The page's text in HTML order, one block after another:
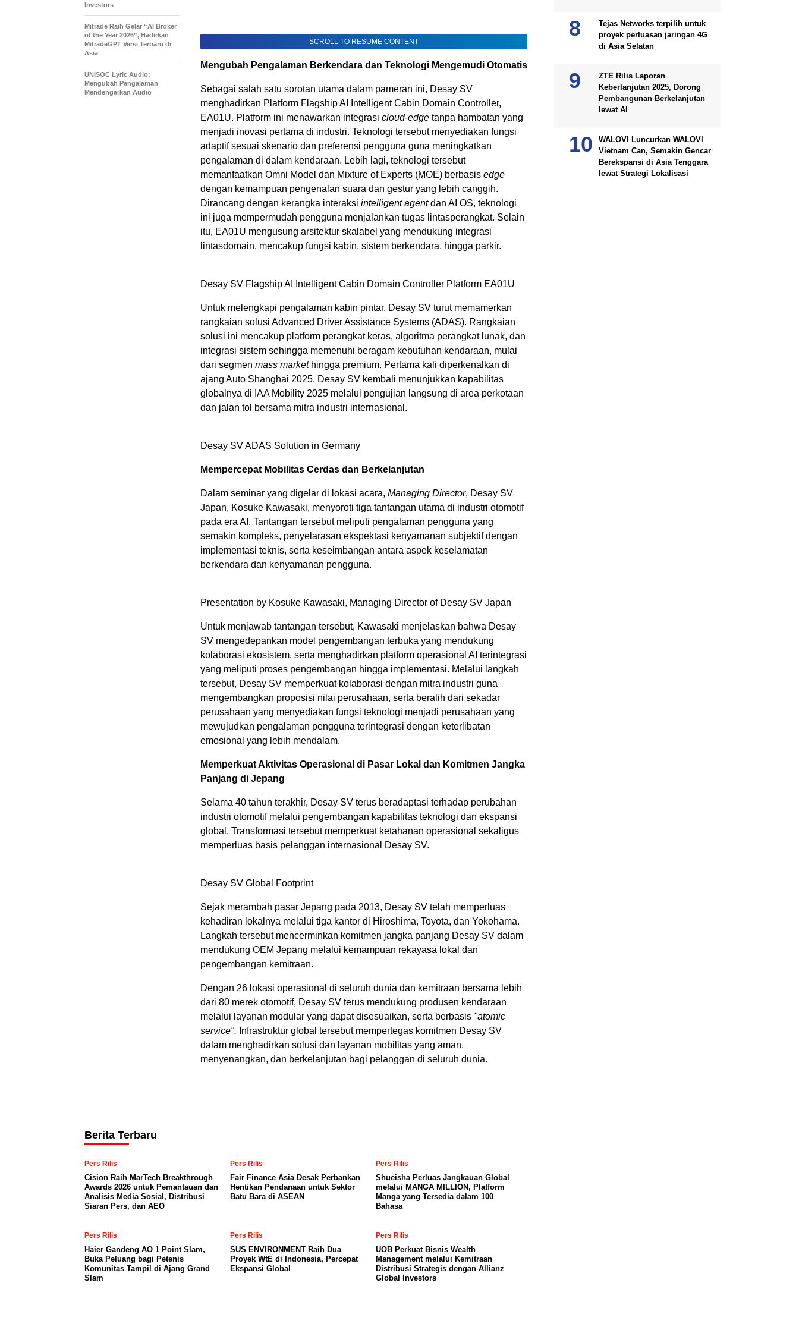
SCROLL TO RESUME CONTENT
Mengubah Pengalaman Berkendara dan Teknologi Mengemudi Otomatis
Sebagai salah satu sorotan utama dalam pameran ini, Desay SV
menghadirkan Platform Flagship AI Intelligent Cabin Domain Controller,
EA01U. Platform ini menawarkan integrasi cloud-edge tanpa hambatan yang
menjadi inovasi pertama di industri. Teknologi tersebut menyediakan fungsi
adaptif sesuai skenario dan preferensi pengguna guna meningkatkan
pengalaman di dalam kendaraan. Lebih lagi, teknologi tersebut
memanfaatkan Omni Model dan Mixture of Experts (MOE) berbasis edge
dengan kemampuan pengenalan suara dan gestur yang lebih canggih.
Dirancang dengan kerangka interaksi intelligent agentdan AI OS, teknologi
ini juga mempermudah pengguna menjalankan tugas lintasperangkat. Selain
itu, EA01U mengusung arsitektur skalabel yang mendukung integrasi
lintasdomain, mencakup fungsi kabin, sistem berkendara, hingga parkir.
Desay SV Flagship AI Intelligent Cabin Domain Controller Platform EA01U
Untuk melengkapi pengalaman kabin pintar, Desay SV turut memamerkan
rangkaian solusi Advanced Driver Assistance Systems (ADAS). Rangkaian
solusi ini mencakup platform perangkat keras, algoritma perangkat lunak, dan
integrasi sistem sehingga memenuhi beragam kebutuhan kendaraan, mulai
dari segmen mass markethingga premium. Pertama kali diperkenalkan di
ajang Auto Shanghai 2025, Desay SV kembali menunjukkan kapabilitas
globalnya di IAA Mobility 2025 melalui pengujian langsung di area perkotaan
dan jalan tol bersama mitra industri internasional.
Desay SV ADAS Solution in Germany
Mempercepat Mobilitas Cerdas dan Berkelanjutan
Dalam seminar yang digelar di lokasi acara, Managing Director, Desay SV
Japan, Kosuke Kawasaki, menyoroti tiga tantangan utama di industri otomotif
pada era AI. Tantangan tersebut meliputi pengalaman pengguna yang
semakin kompleks, penyelarasan ekspektasi kenyamanan subjektif dengan
implementasi teknis, serta keseimbangan antara aspek keselamatan
berkendara dan kenyamanan pengguna.
Presentation by Kosuke Kawasaki, Managing Director of Desay SV Japan
Untuk menjawab tantangan tersebut, Kawasaki menjelaskan bahwa Desay
SV mengedepankan model pengembangan terbuka yang mendukung
kolaborasi ekosistem, serta menghadirkan platform operasional AI terintegrasi
yang meliputi proses pengembangan hingga implementasi. Melalui langkah
tersebut, Desay SV memperkuat kolaborasi dengan mitra industri guna
mengembangkan proposisi nilai perusahaan, serta beralih dari sekadar
perusahaan yang menyediakan fungsi teknologi menjadi perusahaan yang
mewujudkan pengalaman pengguna terintegrasi dengan keterlibatan
emosional yang lebih mendalam.
Memperkuat Aktivitas Operasional di Pasar Lokal dan Komitmen Jangka
Panjang di Jepang
Selama 40 tahun terakhir, Desay SV terus beradaptasi terhadap perubahan
industri otomotif melalui pengembangan kapabilitas teknologi dan ekspansi
global. Transformasi tersebut memperkuat ketahanan operasional sekaligus
memperluas basis pelanggan internasional Desay SV.
Desay SV Global Footprint
Sejak merambah pasar Jepang pada 2013, Desay SV telah memperluas
kehadiran lokalnya melalui tiga kantor di Hiroshima, Toyota, dan Yokohama.
Langkah tersebut mencerminkan komitmen jangka panjang Desay SV dalam
mendukung OEM Jepang melalui kemampuan rekayasa lokal dan
pengembangan kemitraan.
Dengan 26 lokasi operasional di seluruh dunia dan kemitraan bersama lebih
dari 80 merek otomotif, Desay SV terus mendukung produsen kendaraan
melalui layanan modular yang dapat disesuaikan, serta berbasis "atomic
service". Infrastruktur global tersebut mempertegas komitmen Desay SV
dalam menghadirkan solusi dan layanan mobilitas yang aman,
menyenangkan, dan berkelanjutan bagi pelanggan di seluruh dunia.
Investors
Mitrade Raih Gelar “AI Broker
of the Year 2026”, Hadirkan
MitradeGPT Versi Terbaru di
Asia
UNISOC Lyric Audio:
Mengubah Pengalaman
Mendengarkan Audio
Berita Terbaru
Pers Rilis
Cision Raih MarTech Breakthrough
Awards 2026 untuk Pemantauan dan
Analisis Media Sosial, Distribusi
Siaran Pers, dan AEO
Pers Rilis
Fair Finance Asia Desak Perbankan
Hentikan Pendanaan untuk Sektor
Batu Bara di ASEAN
Pers Rilis
Shueisha Perluas Jangkauan Global
melalui MANGA MILLION, Platform
Manga yang Tersedia dalam 100
Bahasa
Pers Rilis
Haier Gandeng AO 1 Point Slam,
Buka Peluang bagi Petenis
Komunitas Tampil di Ajang Grand
Slam
Pers Rilis
SUS ENVIRONMENT Raih Dua
Proyek WtE di Indonesia, Percepat
Ekspansi Global
Pers Rilis
UOB Perkuat Bisnis Wealth
Management melalui Kemitraan
Distribusi Strategis dengan Allianz
Global Investors
Tejas Networks terpilih untuk
proyek perluasan jaringan 4G
di Asia Selatan
ZTE Rilis Laporan
Keberlanjutan 2025, Dorong
Pembangunan Berkelanjutan
lewat AI
WALOVI Luncurkan WALOVI
Vietnam Can, Semakin Gencar
Berekspansi di Asia Tenggara
lewat Strategi Lokalisasi